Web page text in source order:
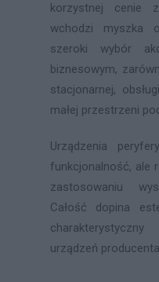
korzystnej cenie
wchodzi myszka
szeroki wybór
biznesowym,
stacjonarnej,
małej przestrzeni
Urządzenia
funkcjonalność, ale
zastosowaniu
Całość dopina
urządzeń